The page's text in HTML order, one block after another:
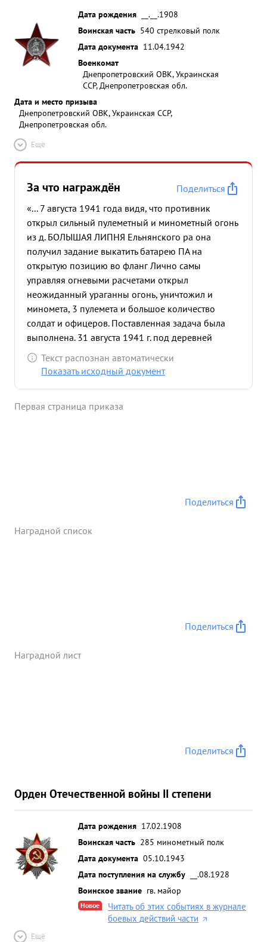
Дата рождения
__.__.1908
Воинская часть 540 стрелковый полк
Дата документа 11.04.1942
Военкомат
Днепропетровский ОВК, Украинская
ССР, Днепропетровская обл.
Дата и место призыва
Днепропетровский ОВК, Украинская ССР,
Днепропетровская обл.
Ещё
За что награждён
Поделиться
«... 7 августа 1941 года видя, что противник
открыл сильный пулеметный и минометный огонь
из д. БОЛЫШАЯ ЛИПНЯ Ельнянского ра она
получил задание выкатить батарею ПА на
открытую позицию во фланг Лично самы
управляя огневыми расчетами открыл
неожиданный ураганны огонь, уничтожил и
миномета, 3 пулемета и большое количество
солдат и офицеров. Поставленная задача была
выполнена. 31 августа 1941 г. под деревней
СТРАИНА Ельнинского ра она плично сам вел
огонь 120 мм. минометно батареей, уничтожил 2
немцы оставили занимаемые позиции неся бол
матчасть артиллерии была полностью сохранена.
Текст распознан автоматически
Показать исходный документ
Первая страница приказа
Поделиться
Наградной список
Поделиться
Наградной лист
Поделиться
Орден Отечественной войны II степени
Дата рождения 17.02.1908
Воинская часть 285 минометный полк
Дата документа 05.10.1943
Дата поступления на службу
__.08.1928
Воинское звание гв. майор
Новое
Читать об этих событиях в журнале
боевых действий части
Ещё